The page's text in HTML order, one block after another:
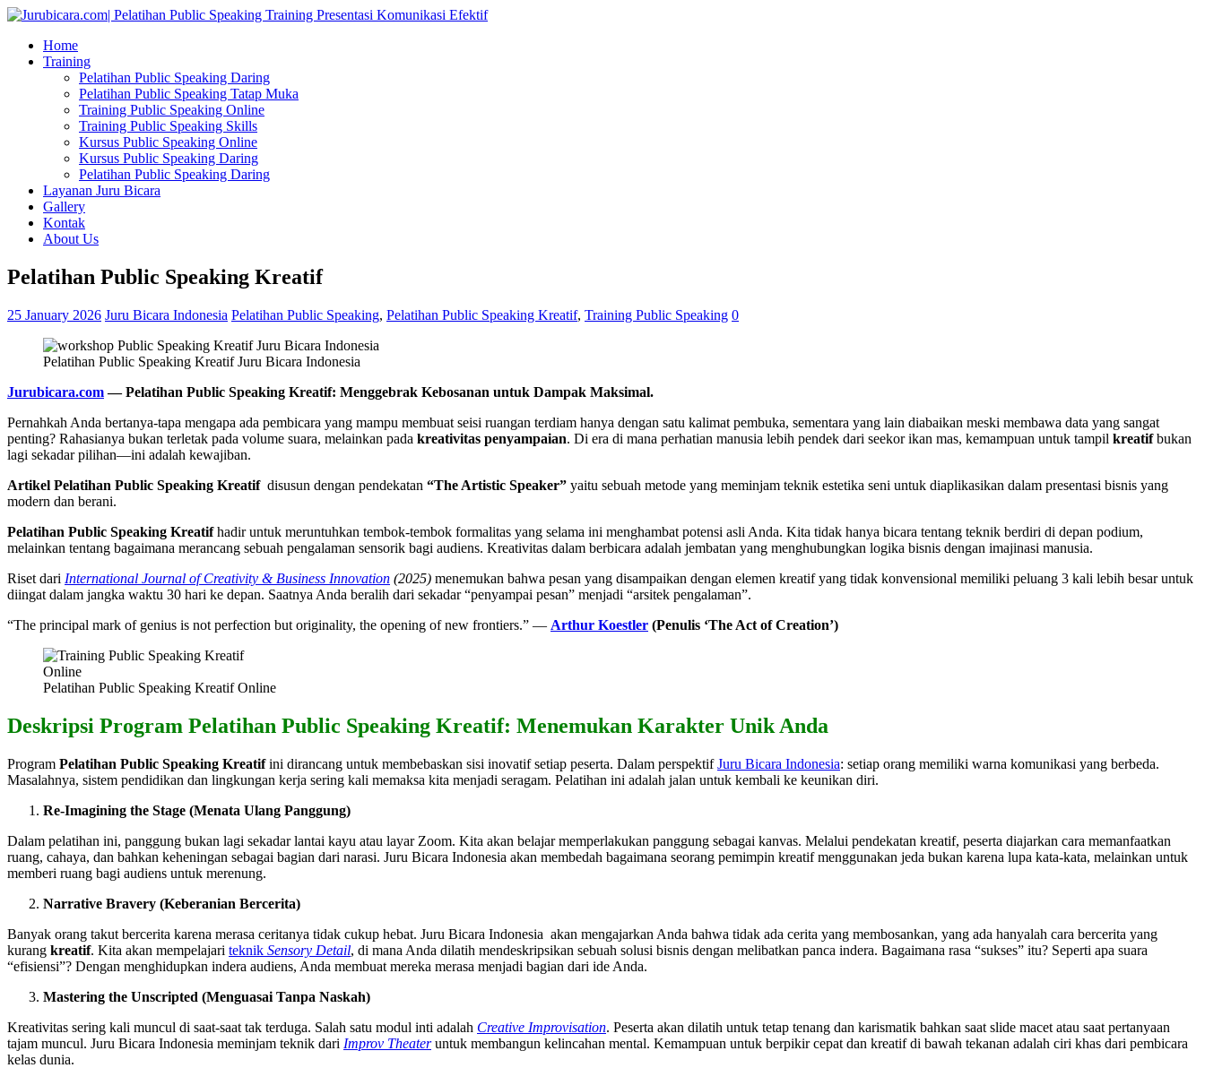
Home
Training
Pelatihan Public Speaking Daring
Pelatihan Public Speaking Tatap Muka
Training Public Speaking Online
Training Public Speaking Skills
Kursus Public Speaking Online
Kursus Public Speaking Daring
Pelatihan Public Speaking Daring
Layanan Juru Bicara
Gallery
Kontak
About Us
Pelatihan Public Speaking Kreatif
25 January 2026 Juru Bicara Indonesia Pelatihan Public Speaking, Pelatihan Public Speaking Kreatif, Training Public Speaking 0
Pelatihan Public Speaking Kreatif Juru Bicara Indonesia
Jurubicara.com— Pelatihan Public Speaking Kreatif: Menggebrak Kebosanan untuk Dampak Maksimal.
Pernahkah Anda bertanya-tapa mengapa ada pembicara yang mampu membuat seisi ruangan terdiam hanya dengan satu kalimat pembuka, sementara yang lain diabaikan meski membawa data yang sangat
penting? Rahasianya bukan terletak pada volume suara, melainkan pada kreativitas penyampaian. Di era di mana perhatian manusia lebih pendek dari seekor ikan mas, kemampuan untuk tampil kreatifbukan
lagi sekadar pilihan—ini adalah kewajiban.
Artikel Pelatihan Public Speaking Kreatifdisusun dengan pendekatan “The Artistic Speaker” yaitu sebuah metode yang meminjam teknik estetika seni untuk diaplikasikan dalam presentasi bisnis yang
modern dan berani.
Pelatihan Public Speaking Kreatifhadir untuk meruntuhkan tembok-tembok formalitas yang selama ini menghambat potensi asli Anda. Kita tidak hanya bicara tentang teknik berdiri di depan podium,
melainkan tentang bagaimana merancang sebuah pengalaman sensorik bagi audiens. Kreativitas dalam berbicara adalah jembatan yang menghubungkan logika bisnis dengan imajinasi manusia.
Riset dari International Journal of Creativity & Business Innovation (2025) menemukan bahwa pesan yang disampaikan dengan elemen kreatif yang tidak konvensional memiliki peluang 3 kali lebih besar untuk
diingat dalam jangka waktu 30 hari ke depan. Saatnya Anda beralih dari sekadar “penyampai pesan” menjadi “arsitek pengalaman”.
“The principal mark of genius is not perfection but originality, the opening of new frontiers.” — Arthur Koestler (Penulis ‘The Act of Creation’)
Pelatihan Public Speaking Kreatif Online
Deskripsi Program Pelatihan Public Speaking Kreatif: Menemukan Karakter Unik Anda
Program Pelatihan Public Speaking Kreatifini dirancang untuk membebaskan sisi inovatif setiap peserta. Dalam perspektifJuru Bicara Indonesia: setiap orang memiliki warna komunikasi yang berbeda.
Masalahnya, sistem pendidikan dan lingkungan kerja sering kali memaksa kita menjadi seragam. Pelatihan ini adalah jalan untuk kembali ke keunikan diri.
Re-Imagining the Stage (Menata Ulang Panggung)
Dalam pelatihan ini, panggung bukan lagi sekadar lantai kayu atau layar Zoom. Kita akan belajar memperlakukan panggung sebagai kanvas. Melalui pendekatan kreatif, peserta diajarkan cara memanfaatkan
ruang, cahaya, dan bahkan keheningan sebagai bagian dari narasi. Juru Bicara Indonesia akan membedah bagaimana seorang pemimpin kreatif menggunakan jeda bukan karena lupa kata-kata, melainkan untuk
memberi ruang bagi audiens untuk merenung.
Narrative Bravery (Keberanian Bercerita)
Banyak orang takut bercerita karena merasa ceritanya tidak cukup hebat. Juru Bicara Indonesia akan mengajarkan Anda bahwa tidak ada cerita yang membosankan, yang ada hanyalah cara bercerita yang
kurang kreatif. Kita akan mempelajari teknik Sensory Detail, di mana Anda dilatih mendeskripsikan sebuah solusi bisnis dengan melibatkan panca indera. Bagaimana rasa “sukses” itu? Seperti apa suara
“efisiensi”? Dengan menghidupkan indera audiens, Anda membuat mereka merasa menjadi bagian dari ide Anda.
Mastering the Unscripted (Menguasai Tanpa Naskah)
Kreativitas sering kali muncul di saat-saat tak terduga. Salah satu modul inti adalah Creative Improvisation. Peserta akan dilatih untuk tetap tenang dan karismatik bahkan saat slide macet atau saat pertanyaan
tajam muncul. Juru Bicara Indonesia meminjam teknik dari Improv Theateruntuk membangun kelincahan mental. Kemampuan untuk berpikir cepat dan kreatif di bawah tekanan adalah ciri khas dari pembicara
kelas dunia.